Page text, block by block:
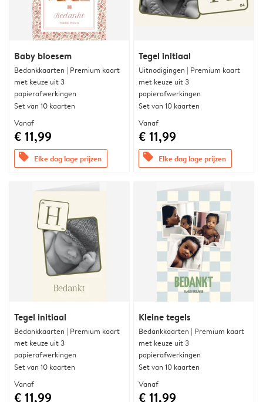
Baby bloesem
Bedankkaarten | Premium kaart
met keuze uit 3
papierafwerkingen
Set van 10 kaarten
Vanaf
€ 11,99
offers Elke dag lage prijzen
Tegel initiaal
Uitnodigingen | Premium kaart
met keuze uit 3
papierafwerkingen
Set van 10 kaarten
Vanaf
€ 11,99
offers Elke dag lage prijzen
Tegel initiaal
Bedankkaarten | Premium kaart
met keuze uit 3
papierafwerkingen
Set van 10 kaarten
Vanaf
€ 11,99
Kleine tegels
Bedankkaarten | Premium kaart
met keuze uit 3
papierafwerkingen
Set van 10 kaarten
Vanaf
€ 11,99